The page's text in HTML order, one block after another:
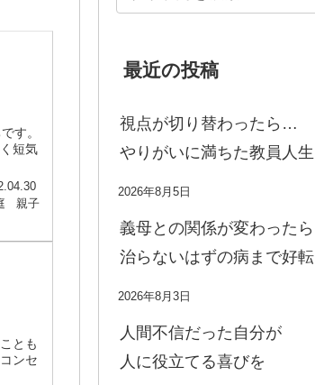
す。
短気
親子
とも
ンセ
最近の投稿
視点が切り替わったら…
やりがいに満ちた教員人生
2026年8月5日
義母との関係が変わったら
治らないはずの病まで好転
2026年8月3日
人間不信だった自分が
人に役立てる喜びを